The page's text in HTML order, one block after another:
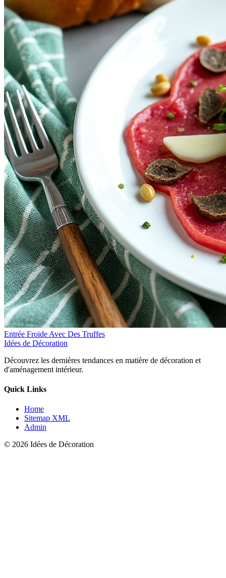
Entrée Froide Avec Des Truffes
Idées de Décoration
Découvrez les dernières tendances en matière de décoration et
d'aménagement intérieur.
Quick Links
Home
Sitemap XML
Admin
© 2026 Idées de Décoration